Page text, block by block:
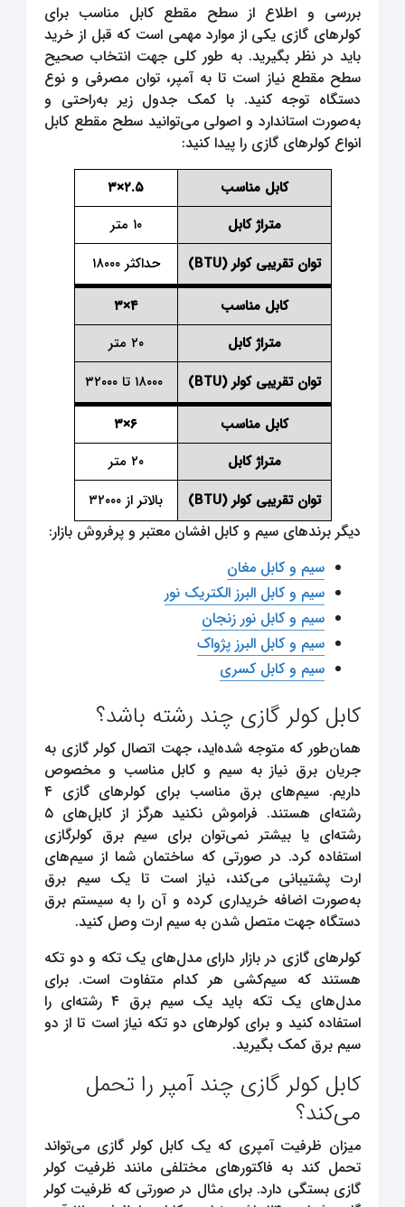
بررسی و اطلاع از سطح مقطع کابل مناسب برای
کولرهای گازی یکی از موارد مهمی است که قبل از خرید
باید در نظر بگیرید. به طور کلی جهت انتخاب صحیح
سطح مقطع نیاز است تا به آمپر، توان مصرفی و نوع
دستگاه توجه کنید. با کمک جدول زیر به‌راحتی و
به‌صورت استاندارد و اصولی می‌توانید سطح مقطع کابل
انواع کولرهای گازی را پیدا کنید:
کابل مناسب
۲.۵×۳
متراژ کابل
۱۰ متر
توان تقریبی کولر (BTU)
حداکثر ۱۸۰۰۰
کابل مناسب
۴×۳
متراژ کابل
۲۰ متر
توان تقریبی کولر (BTU)
۱۸۰۰۰ تا ۳۲۰۰۰
کابل مناسب
۶×۳
متراژ کابل
۲۰ متر
توان تقریبی کولر (BTU)
بالاتر از ۳۲۰۰۰
دیگر برندهای سیم و کابل افشان معتبر و پرفروش بازار:
سیم و کابل مغان
سیم و کابل البرز الکتریک نور
سیم و کابل نور زنجان
سیم و کابل البرز پژواک
سیم و کابل کسری
کابل کولر گازی چند رشته باشد؟
همان‌طور که متوجه شده‌اید، جهت اتصال کولر گازی به
جریان برق نیاز به سیم و کابل مناسب و مخصوص
داریم. سیم‌های برق مناسب برای کولرهای گازی ۴
رشته‌ای هستند. فراموش نکنید هرگز از کابل‌های ۵
رشته‌ای یا بیشتر نمی‌توان برای سیم برق کولرگازی
استفاده کرد. در صورتی که ساختمان شما از سیم‌های
ارت پشتیبانی می‌کند، نیاز است تا یک سیم برق
به‌صورت اضافه خریداری کرده و آن را به سیستم برق
دستگاه جهت متصل شدن به سیم ارت وصل کنید.
کولرهای گازی در بازار دارای مدل‌های یک تکه و دو تکه
هستند که سیم‌کشی هر کدام متفاوت است. برای
مدل‌های یک تکه باید یک سیم برق ۴ رشته‌ای را
استفاده کنید و برای کولرهای دو تکه نیاز است تا از دو
سیم برق کمک بگیرید.
کابل کولر گازی چند آمپر را تحمل
می‌کند؟
میزان ظرفیت آمپری که یک کابل کولر گازی می‌تواند
تحمل کند به فاکتورهای مختلفی مانند ظرفیت کولر
گازی بستگی دارد. برای مثال در صورتی که ظرفیت کولر